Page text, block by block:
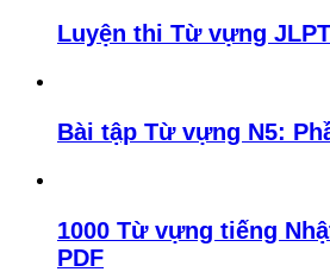
Luyện thi Từ vựng
Bài tập Từ vựng N5:
1000 Từ vựng tiếng
PDF